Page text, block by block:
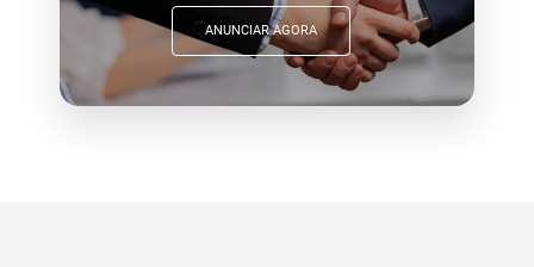
ANUNCIAR AGORA